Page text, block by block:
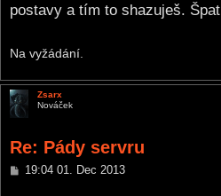
postavy a tím to shazuješ.
Na vyžádání.
Zsarx
Nováček
Re: Pády servru
P19:04 01. Dec 2013